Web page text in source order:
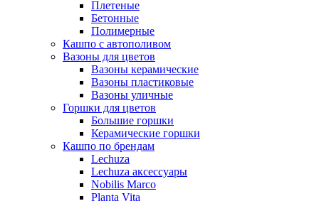
Плетеные
Бетонные
Полимерные
Кашпо с автополивом
Вазоны для цветов
Вазоны керамические
Вазоны пластиковые
Вазоны уличные
Горшки для цветов
Большие горшки
Керамические горшки
Кашпо по брендам
Lechuza
Lechuza аксессуары
Nobilis Marco
Planta Vita